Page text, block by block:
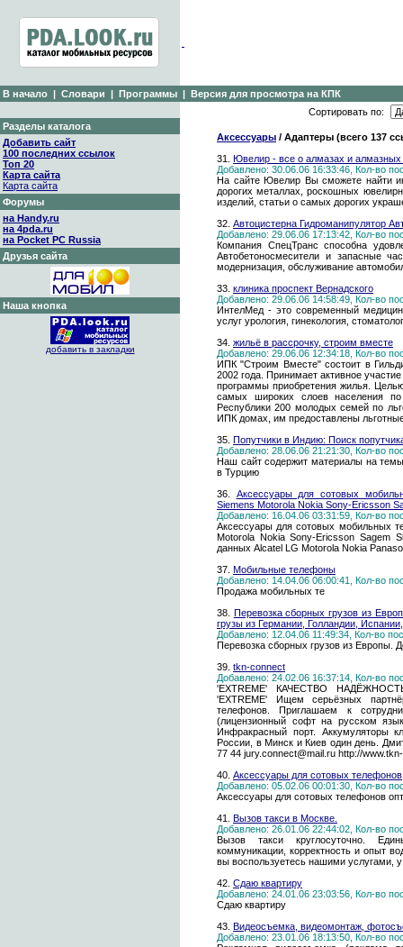
В начало | Словари | Программы | Версия для просмотра на КПК
Разделы каталога
Добавить сайт
100 последних ссылок
Топ 20
Карта сайта
Карта сайта
Форумы
на Handy.ru
на 4pda.ru
на Pocket PC Russia
Друзья сайта
Наша кнопка
добавить в закладки
Сортировать по:
Аксессуары / Адаптеры (всего 137
31. Ювелир - все о алмазах и алмазных
Добавлено: 30.06.06 16:33:46, Кол-во
На сайте Ювелир Вы сможете найти
дорогих металлах, роскошных
изделий, статьи о самых дорогих
32. Автоцистерна Гидроманипулятор
Добавлено: 29.06.06 17:13:42, Кол-во
Компания СпецТранс способна
Автобетоносмесители и запасные
модернизация, обслуживание
33. клиника проспект Вернадского
Добавлено: 29.06.06 14:58:49, Кол-во
ИнтелМед - это современный
услуг урология, гинекология,
34. жильё в рассрочку, строим вместе
Добавлено: 29.06.06 12:34:18, Кол-во
ИПК "Строим Вместе" состоит в
2002 года. Принимает активное
программы приобретения жилья.
самых широких слоев населения
Республики 200 молодых семей по
ИПК домах, им предоставлены
35. Попутчики в Индию: Поиск
Добавлено: 28.06.06 21:21:30, Кол-во
Наш сайт содержит материалы на
в Турцию
36. Аксессуары для сотовых
Siemens Motorola Nokia Sony-Ericsson
Добавлено: 16.04.06 03:31:59, Кол-во
Аксессуары для сотовых мобильных
Motorola Nokia Sony-Ericsson Sagem
данных Alcatel LG Motorola Nokia
37. Мобильные телефоны
Добавлено: 14.04.06 06:00:41, Кол-во
Продажа мобильных те
38. Перевозка сборных грузов из
грузы из Германии, Голландии,
Добавлено: 12.04.06 11:49:34, Кол-во
Перевозка сборных грузов из Европы.
39. tkn-connect
Добавлено: 24.02.06 16:37:14, Кол-во
'EXTREME' КАЧЕСТВО
'EXTREME' Ищем серьёзных
телефонов. Приглашаем к
(лицензионный софт на русском
Инфракрасный порт. Аккумуляторы
России, в Минск и Киев один день.
77 44 jury.connect@mail.ru http://
40. Аксессуары для сотовых телефонов
Добавлено: 05.02.06 00:01:30, Кол-во
Аксессуары для сотовых телефонов
41. Вызов такси в Москве.
Добавлено: 26.01.06 22:44:02, Кол-во
Вызов такси круглосуточно.
коммуникации, корректность и опыт
вы воспользуетесь нашими услугами,
42. Сдаю квартиру
Добавлено: 24.01.06 23:03:56, Кол-во
Сдаю квартиру
43. Видеосъемка, видеомонтаж,
Добавлено: 23.01.06 18:13:50, Кол-во